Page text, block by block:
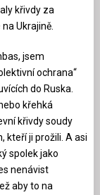
křivdy za
Ukrajině.
jsem
ochrana“
do Ruska.
křehká
křivdy soudy
kteří ji prožili. A asi
spolek jako
nenávist
aby to na